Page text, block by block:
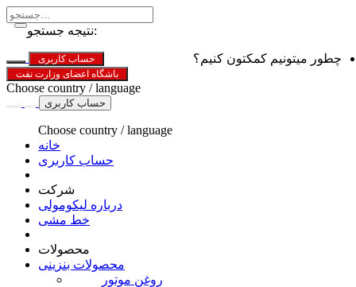
نتیجه جستجو:
چطور میتونیم کمکتون کنیم؟
حساب کاربری
باشگاه اعضای وزارت نفت
Choose country / language
حساب کاربری
Choose country / language
خانه
حساب کاربری
شرکت
درباره لیکومولی
خط مشی
محصولات
محصولات بنزینی
روغن موتور